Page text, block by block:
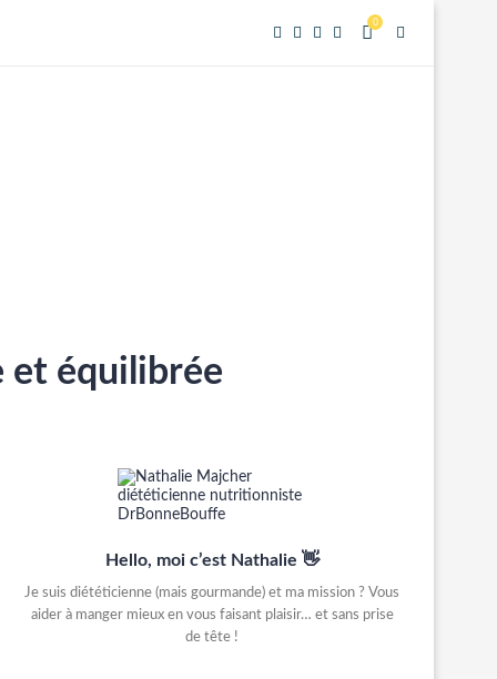
0
et équilibrée
Hello, moi c’est Nathalie 👋
Je suis diététicienne (mais gourmande) et ma mission ? Vous
aider à manger mieux en vous faisant plaisir… et sans prise
de tête !